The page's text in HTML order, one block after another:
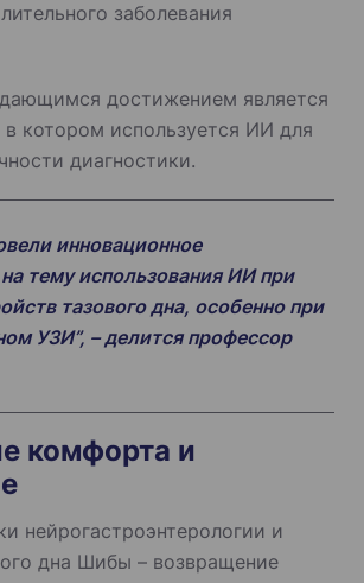
заболевания
достижением является
в котором используется ИИ для
диагностики.
инновационное
тему использования ИИ при
тазового дна, особенно при
УЗИ”, – делится профессор
комфорта и
нейрогастроэнтерологии и
дна Шибы – возвращение